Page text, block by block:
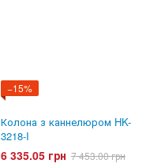
−15%
Колона з каннелюром HK-
3218-I
6 335.05 грн 7 453.00 грн